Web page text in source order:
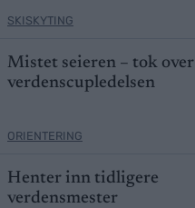
SKISKYTING
Mistet seieren – tok over
verdenscupledelsen
ORIENTERING
Henter inn tidligere
verdensmester